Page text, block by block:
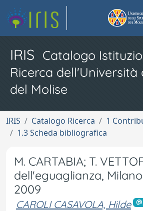
IRIS Catalogo
Ricerca dell'Università
del Molise
IRIS Catalogo Ricerca
1
1.3 Scheda bibliografica
M. CARTABIA; T.
dell'eguaglianza,
2009
CAROLI CASAVOLA, Hilde